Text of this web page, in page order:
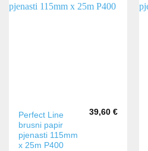
Perfect Line
brusni papir
pjenasti 115mm
x 25m P400
39,60 €